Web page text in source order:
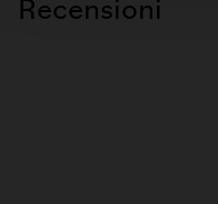
Recensioni